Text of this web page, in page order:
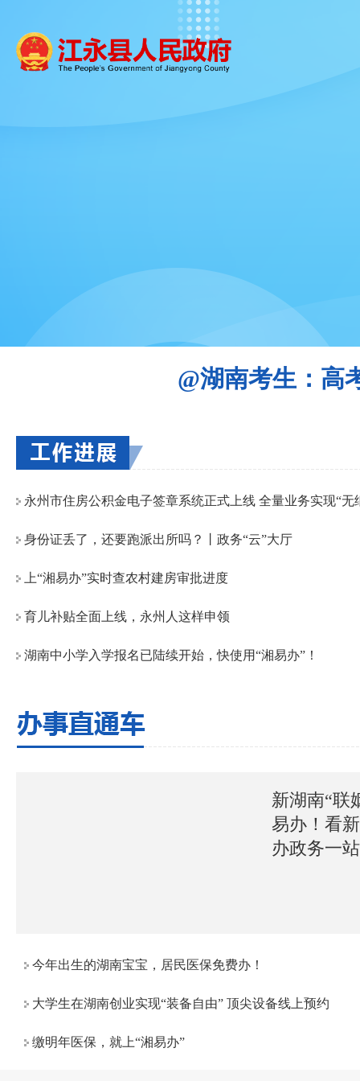
@湖南考生：高
永州市住房公积金电子签章系统正式上线 全量业务实现“无
身份证丢了，还要跑派出所吗？丨政务“云”大厅
上“湘易办”实时查农村建房审批进度
育儿补贴全面上线，永州人这样申领
湖南中小学入学报名已陆续开始，快使用“湘易办”！
新湖南“联
易办！看
办政务一
今年出生的湖南宝宝，居民医保免费办！
大学生在湖南创业实现“装备自由” 顶尖设备线上预约
缴明年医保，就上“湘易办”